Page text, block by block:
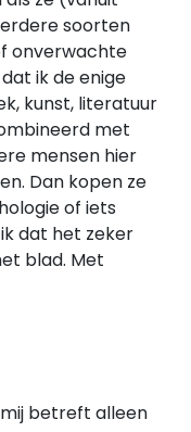
soorten
onverwachte
ik de enige
kunst, literatuur
met
mensen hier
Dan kopen ze
of iets
dat het zeker
blad. Met
betreft alleen